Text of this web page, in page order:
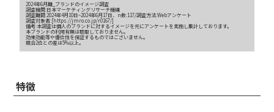
2024年6月期_ブランドのイメージ調査
調査機関:日本マーケティングリサーチ機構
調査期間:2024年4月10日~2024年6月17日、n数:117/調査方法:Webアンケート
調査対象者:[https://jmro.co.jp/r0167/]
備考:本調査は個人のブランドに対するイメージを元にアンケートを実施し集計しております。
本ブランドの利用有無は聴取しておりません。
効果効能等や優位性を保証するものではございません。
競合2位との差は5%以上。
特徴